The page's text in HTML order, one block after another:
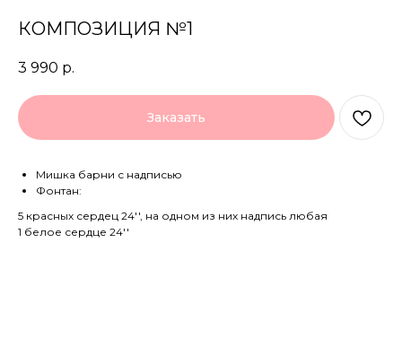
КОМПОЗИЦИЯ №1
3 990 р.
Заказать
Мишка барни с надписью
Фонтан:
5 красных сердец 24'', на одном из них надпись любая
1 белое сердце 24''